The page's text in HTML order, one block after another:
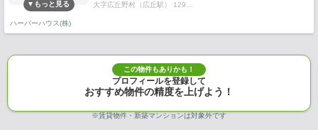
大字広丘野村（広丘駅） 129…
ハーバーハウス(株)
この物件もありかも！
プロフィールを登録して
おすすめ物件の精度を上げよう！
※賃貸物件・新築マンションは対象外です